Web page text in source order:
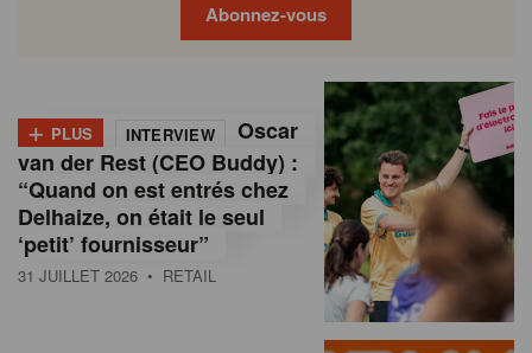
Abonnez-vous
o
n
d
o
+ PLUS INTERVIEW
Oscar
van der Rest (CEO Buddy) :
“Quand on est entrés chez
Delhaize, on était le seul
‘petit’ fournisseur”
31 JUILLET 2026 • RETAIL